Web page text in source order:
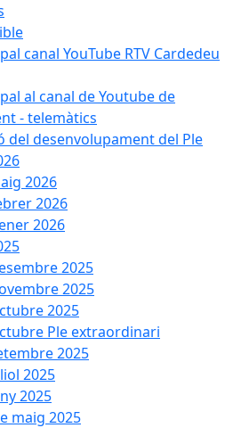
canal YouTube RTV Cardedeu
al canal de Youtube de
- telemàtics
del desenvolupament del Ple
2026
2026
2026
2025
2025
2025
Ple extraordinari
2025
2025
2025
maig 2025